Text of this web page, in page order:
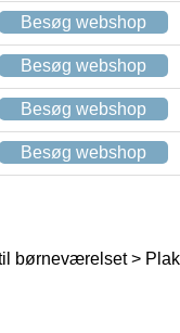
Besøg webshop
Besøg webshop
Besøg webshop
Besøg webshop
børneværelset >